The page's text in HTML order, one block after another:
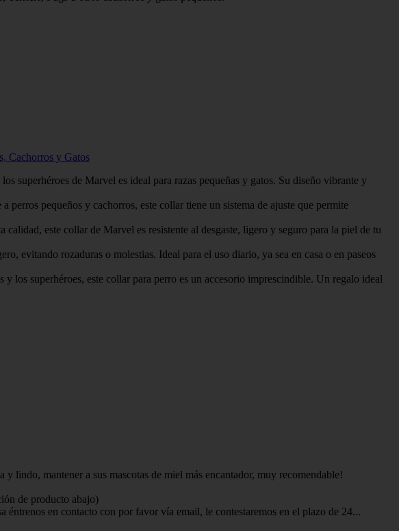
Cachorros y Gatos
de Marvel es ideal para razas pequeñas y gatos. Su diseño vibrante y
pequeños y cachorros, este collar tiene un sistema de ajuste que permite
este collar de Marvel es resistente al desgaste, ligero y seguro para la piel de tu
rozaduras o molestias. Ideal para el uso diario, ya sea en casa o en paseos
superhéroes, este collar para perro es un accesorio imprescindible. Un regalo ideal
lindo, mantener a sus mascotas de miel más encantador, muy recomendable!
de producto abajo)
éntrenos en contacto con por favor vía email, le contestaremos en el plazo de 24...